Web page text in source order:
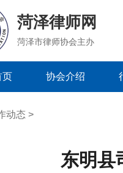
菏泽律师网
菏泽市律师协会主办
页 协会介绍
动态 >
东明县